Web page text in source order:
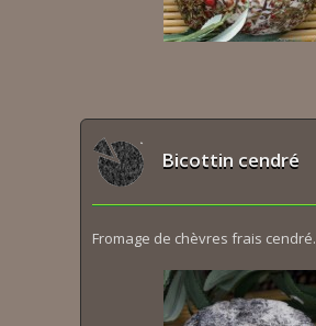
Bicottin cendré
Fromage de chèvres frais cendré.